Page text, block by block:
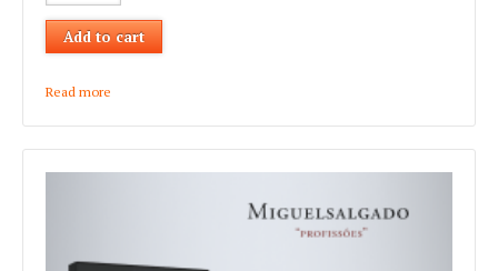
Read more